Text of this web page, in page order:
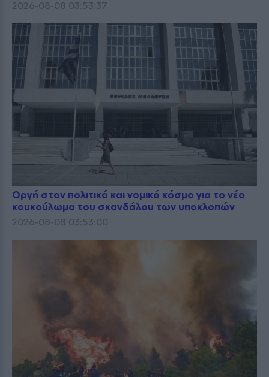
2026-08-08 03:53:37
Οργή στον πολιτικό και νομικό κόσμο για το νέο
κουκούλωμα του σκανδάλου των υποκλοπών
2026-08-08 03:53:00